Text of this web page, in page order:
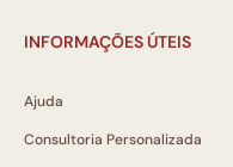
INFORMAÇÕES ÚTEIS
Ajuda
Consultoria Personalizada